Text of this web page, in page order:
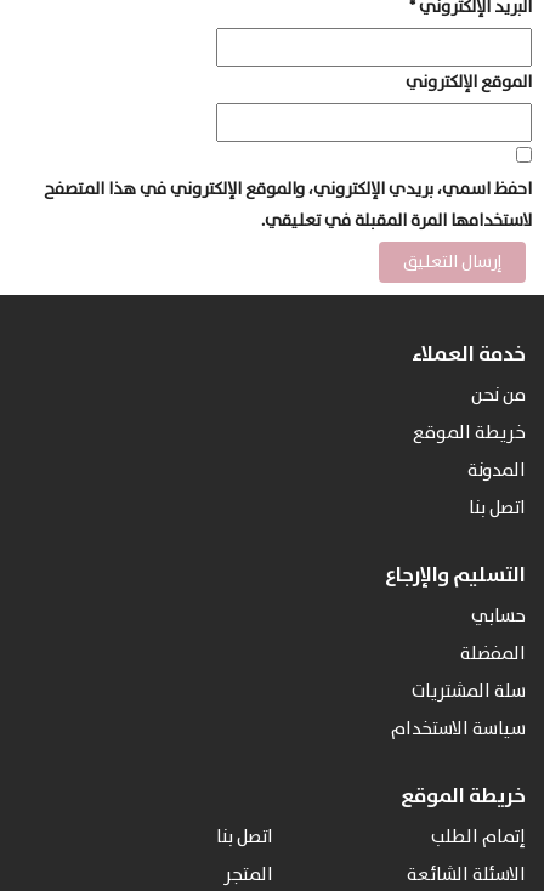
البريد الإلكتروني*
الموقع الإلكتروني
احفظ اسمي، بريدي الإلكتروني، والموقع الإلكتروني في هذا المتصفح
لاستخدامها المرة المقبلة في تعليقي.
خدمة العملاء
من نحن
خريطة الموقع
المدونة
اتصل بنا
التسليم والإرجاع
حسابي
المفضلة
سلة المشتريات
سياسة الاستخدام
خريطة الموقع
إتمام الطلب
اتصل بنا
الاسئلة الشائعة
المتجر